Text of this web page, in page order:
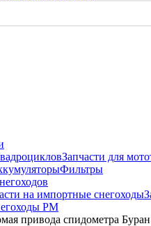
Запчасти для
Фильтры
на импортные снегоходы
РМ
привода спидометра